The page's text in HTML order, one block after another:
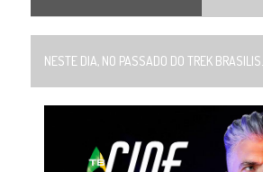
NESTE DIA, NO PASSADO DO TREK BRASILIS...